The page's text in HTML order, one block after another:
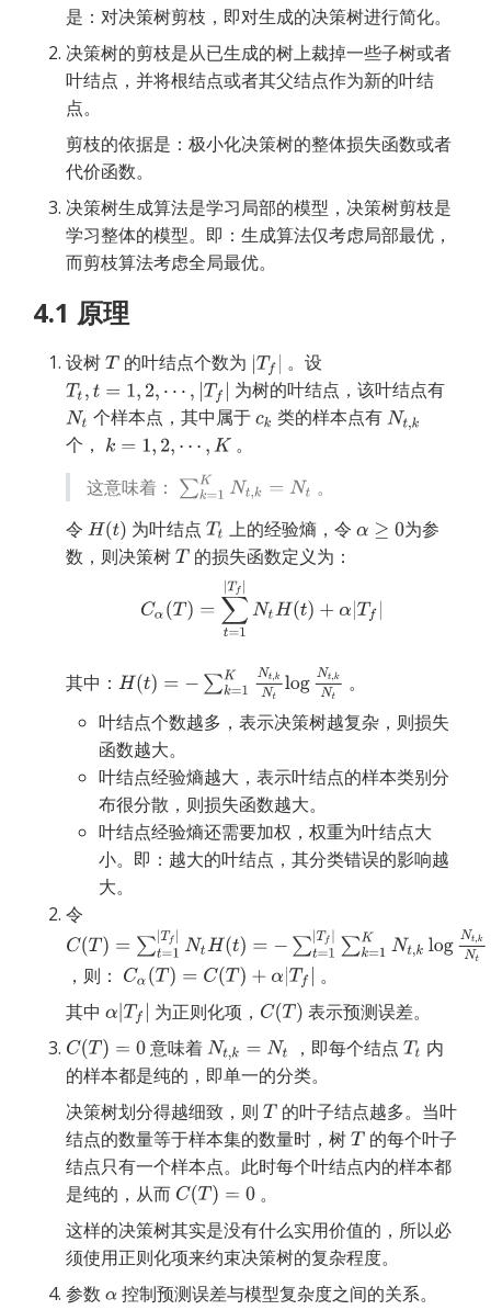
是：对决策树剪枝，即对生成的决策树进行简化。
决策树的剪枝是从已生成的树上裁掉一些子树或者
叶结点，并将根结点或者其父结点作为新的叶结
点。
剪枝的依据是：极小化决策树的整体损失函数或者
代价函数。
决策树生成算法是学习局部的模型，决策树剪枝是
学习整体的模型。即：生成算法仅考虑局部最优，
而剪枝算法考虑全局最优。
4.1 原理
设树 的叶结点个数为
。设
为树的叶结点，该叶结点有
个样本点，其中属于
类的样本点有
个，
。
这意味着：
。
令
为叶结点 上的经验熵，令
为参
数，则决策树
的损失函数定义为：
其中：
。
叶结点个数越多，表示决策树越复杂，则损失
函数越大。
叶结点经验熵越大，表示叶结点的样本类别分
布很分散，则损失函数越大。
叶结点经验熵还需要加权，权重为叶结点大
小。即：越大的叶结点，其分类错误的影响越
大。
令
，则：
。
其中
为正则化项，
表示预测误差。
意味着
，即每个结点
内
的样本都是纯的，即单一的分类。
决策树划分得越细致，则
的叶子结点越多。当叶
结点的数量等于样本集的数量时，树
的每个叶子
结点只有一个样本点。此时每个叶结点内的样本都
是纯的，从而
。
这样的决策树其实是没有什么实用价值的，所以必
须使用正则化项来约束决策树的复杂程度。
参数
控制预测误差与模型复杂度之间的关系。